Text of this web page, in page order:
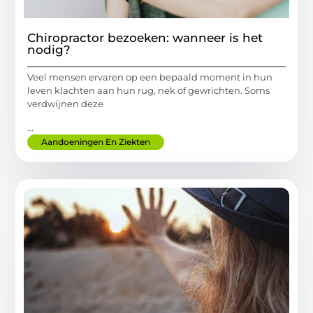
Chiropractor bezoeken: wanneer is het
nodig?
Veel mensen ervaren op een bepaald moment in hun
leven klachten aan hun rug, nek of gewrichten. Soms
verdwijnen deze
...
Aandoeningen En Ziekten